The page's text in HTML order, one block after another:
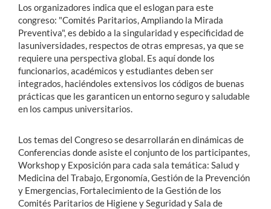
Los organizadores indica que el eslogan para este
congreso: "Comités Paritarios, Ampliando la Mirada
Preventiva", es debido a la singularidad y especificidad de
lasuniversidades, respectos de otras empresas, ya que se
requiere una perspectiva global. Es aquí donde los
funcionarios, académicos y estudiantes deben ser
integrados, haciéndoles extensivos los códigos de buenas
prácticas que les garanticen un entorno seguro y saludable
en los campus universitarios.
Los temas del Congreso se desarrollarán en dinámicas de
Conferencias donde asiste el conjunto de los participantes,
Workshop y Exposición para cada sala temática: Salud y
Medicina del Trabajo, Ergonomía, Gestión de la Prevención
y Emergencias, Fortalecimiento de la Gestión de los
Comités Paritarios de Higiene y Seguridad y Sala de